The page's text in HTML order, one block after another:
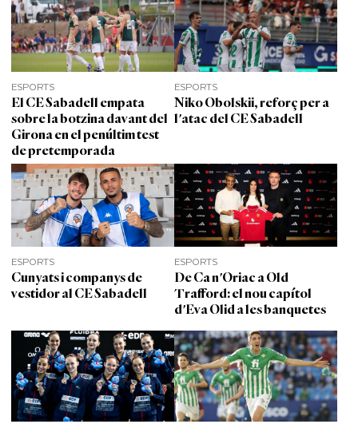
ESPORTS
El CE Sabadell empata
sobre la botzina davant del
Girona en el penúltim test
de pretemporada
ESPORTS
Niko Obolskii, reforç per a
l'atac del CE Sabadell
ESPORTS
Cunyats i companys de
vestidor al CE Sabadell
ESPORTS
De Ca n'Oriac a Old
Trafford: el nou capítol
d'Eva Olid a les banquetes